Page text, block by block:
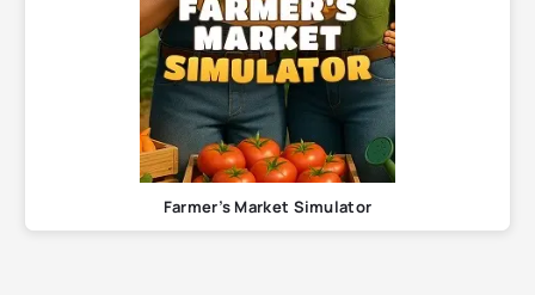
Farmer’s Market Simulator